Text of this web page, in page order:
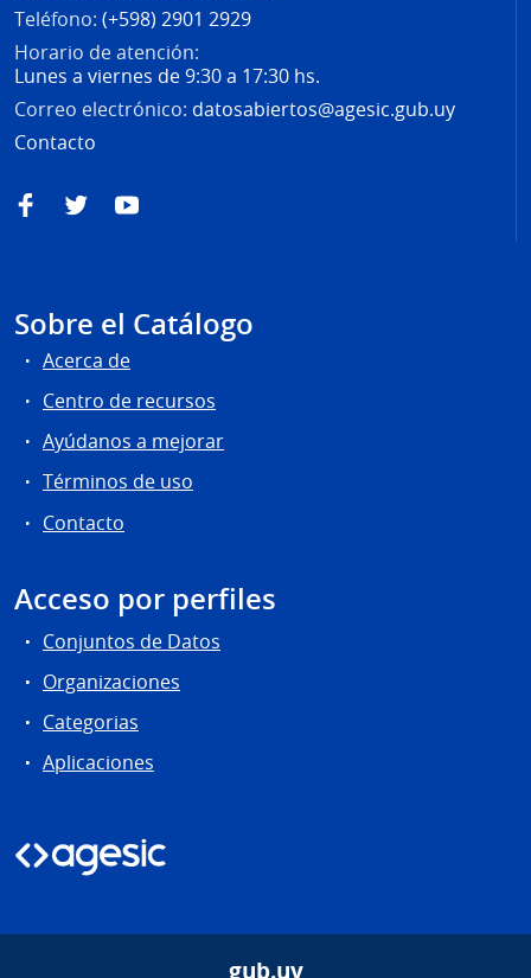
Teléfono: (+598) 2901 2929
Horario de atención:
Lunes a viernes de 9:30 a 17:30 hs.
Correo electrónico: datosabiertos@agesic.gub.uy
Contacto
FacebookTwitterYouTube
Sobre el Catálogo
Acerca de
Centro de recursos
Ayúdanos a mejorar
Términos de uso
Contacto
Acceso por perfiles
Conjuntos de Datos
Organizaciones
Categorias
Aplicaciones
gub.uy